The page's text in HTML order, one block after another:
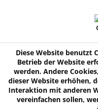
Diese Website benutzt
Betrieb der Website
werden. Andere
dieser Website erhöhen,
Interaktion mit anderen
vereinfachen sollen,